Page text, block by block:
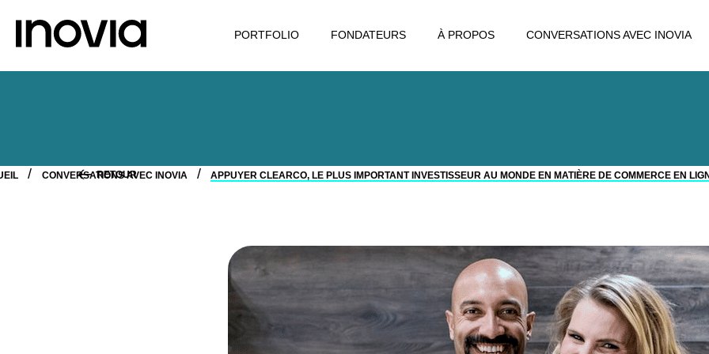
PORTFOLIO FONDATEURS À PROPOS CONVERSATIONS AVEC INOVIA
RETOUR
CONVERSATIONS AVEC INOVIA